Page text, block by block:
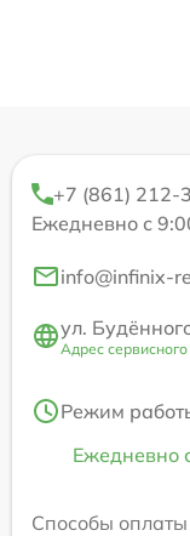
+7 (861) 212-
Ежедневно с
info@infinix-
ул.
Адрес
Режим
Ежедневно
Способы оплаты